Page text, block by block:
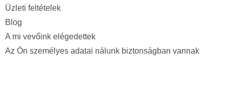
Üzleti feltételek
Blog
A mi vevőink elégedettek
Az Ön személyes adatai nálunk biztonságban vannak